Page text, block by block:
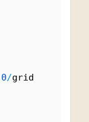
0/grid